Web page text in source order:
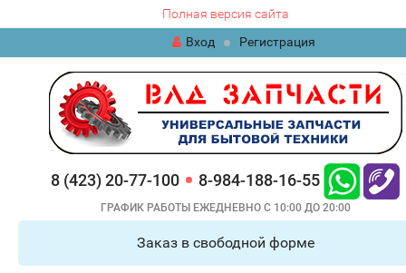
Полная версия сайта
Вход
Регистрация
8 (423) 20-77-100 8-984-188-16-55
ГРАФИК РАБОТЫ ЕЖЕДНЕВНО С 10:00 ДО 20:00
Заказ в свободной форме